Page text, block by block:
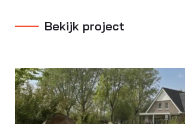
Bekijk project